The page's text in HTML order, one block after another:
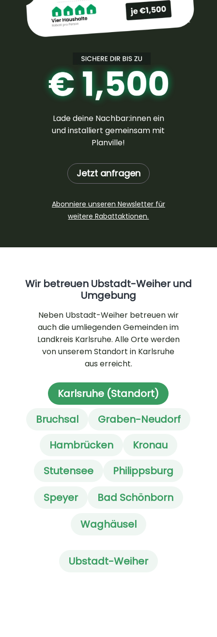
Lade deine Nachbar:innen ein
und installiert gemeinsam mit
Planville!
Jetzt anfragen
Abonniere unseren Newsletter für
weitere Rabattaktionen.
Wir betreuen Ubstadt-Weiher und
Umgebung
Neben Ubstadt-Weiher betreuen wir
auch die umliegenden Gemeinden im
Landkreis Karlsruhe. Alle Orte werden
von unserem Standort in Karlsruhe
aus erreicht.
Karlsruhe (Standort)
Bruchsal
Graben-Neudorf
Hambrücken
Kronau
Stutensee
Philippsburg
Speyer
Bad Schönborn
Waghäusel
Ubstadt-Weiher